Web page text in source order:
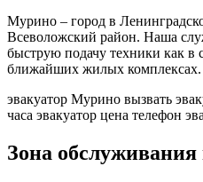
Мурино – город в
Всеволожский район. Наша
быструю подачу техники как в
ближайших жилых комплексах.
эвакуатор Мурино вызвать
часа эвакуатор цена телефон
Зона